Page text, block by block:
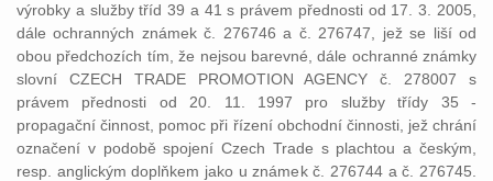
výrobky a služby tříd 39 a 41 s právem přednosti od 17. 3. 2005,
dále ochranných známek č. 276746 a č. 276747, jež se liší od
obou předchozích tím, že nejsou barevné, dále ochranné známky
slovní CZECH TRADE PROMOTION AGENCY č. 278007 s
právem přednosti od 20. 11. 1997 pro služby třídy 35 -
propagační činnost, pomoc při řízení obchodní činnosti, jež chrání
označení v podobě spojení Czech Trade s plachtou a českým,
resp. anglickým doplňkem jako u známek č. 276744 a č. 276745.